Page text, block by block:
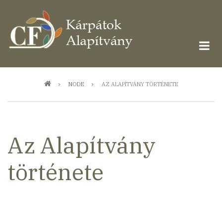
tartalomra
Morzsa NODE AZ ALAPÍTVÁNY TÖRTÉNETE
Az Alapítvány
története